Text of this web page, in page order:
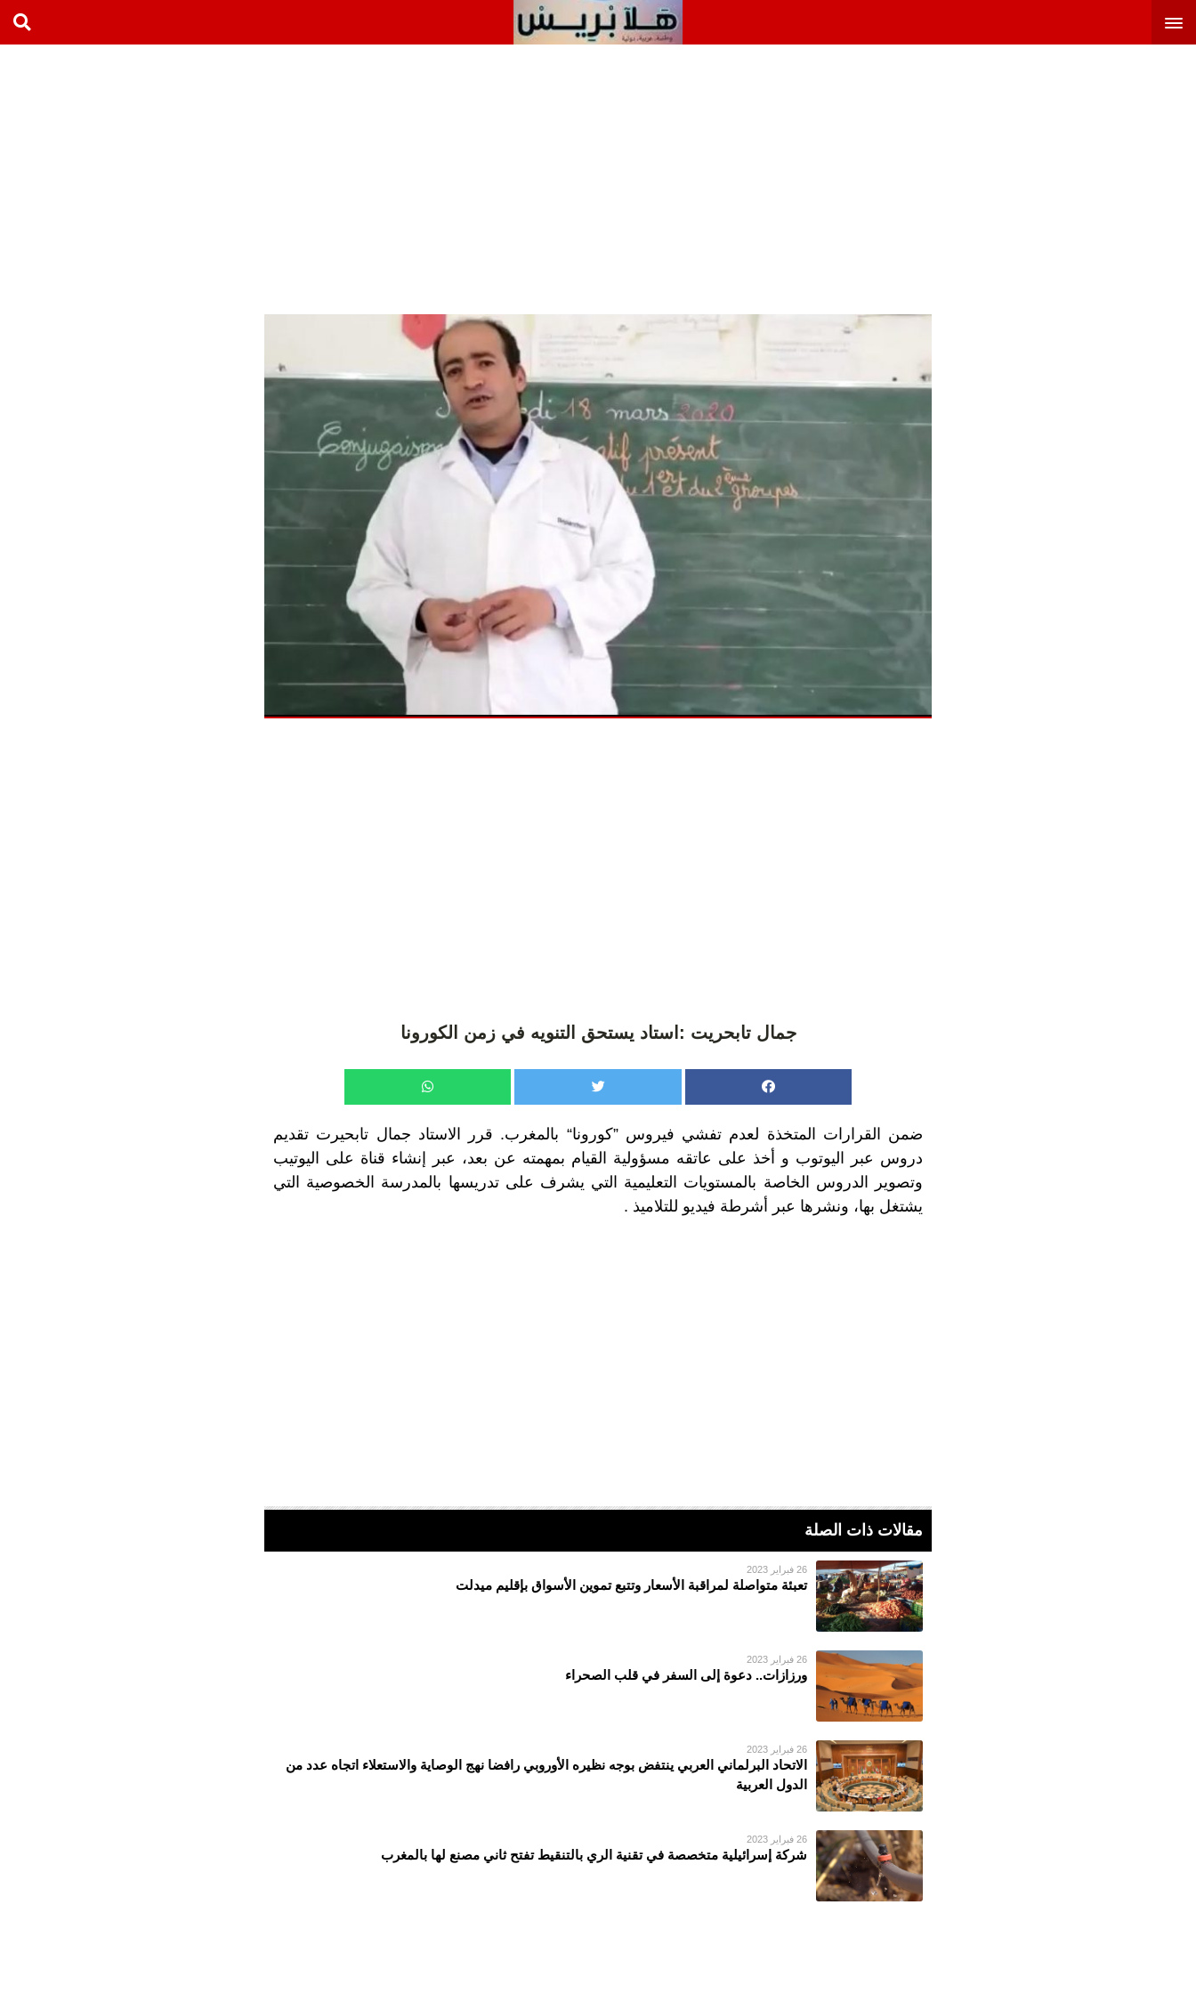
جمال تابحريت :استاد يستحق التنويه في زمن الكورونا
ضمن القرارات المتخذة لعدم تفشي فيروس ”كورونا“ بالمغرب. قرر الاستاد جمال تابحيرت تقديم
دروس عبر اليوتوب و أخذ على عاتقه مسؤولية القيام بمهمته عن بعد، عبر إنشاء قناة على اليوتيب
وتصوير الدروس الخاصة بالمستويات التعليمية التي يشرف على تدريسها بالمدرسة الخصوصية التي
يشتغل بها، ونشرها عبر أشرطة فيديو للتلاميذ .
مقالات ذات الصلة
26 فبراير 2023
تعبئة متواصلة لمراقبة الأسعار وتتبع تموين الأسواق بإقليم ميدلت
26 فبراير 2023
ورزازات.. دعوة إلى السفر في قلب الصحراء
26 فبراير 2023
الاتحاد البرلماني العربي ينتفض بوجه نظيره الأوروبي رافضا نهج الوصاية والاستعلاء اتجاه عدد من
الدول العربية
26 فبراير 2023
شركة إسرائيلية متخصصة في تقنية الري بالتنقيط تفتح ثاني مصنع لها بالمغرب